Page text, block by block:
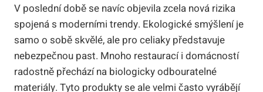
V poslední době se navíc objevila zcela nová rizika
spojená s moderními trendy. Ekologické smýšlení je
samo o sobě skvělé, ale pro celiaky představuje
nebezpečnou past. Mnoho restaurací i domácností
radostně přechází na biologicky odbouratelné
materiály. Tyto produkty se ale velmi často vyrábějí